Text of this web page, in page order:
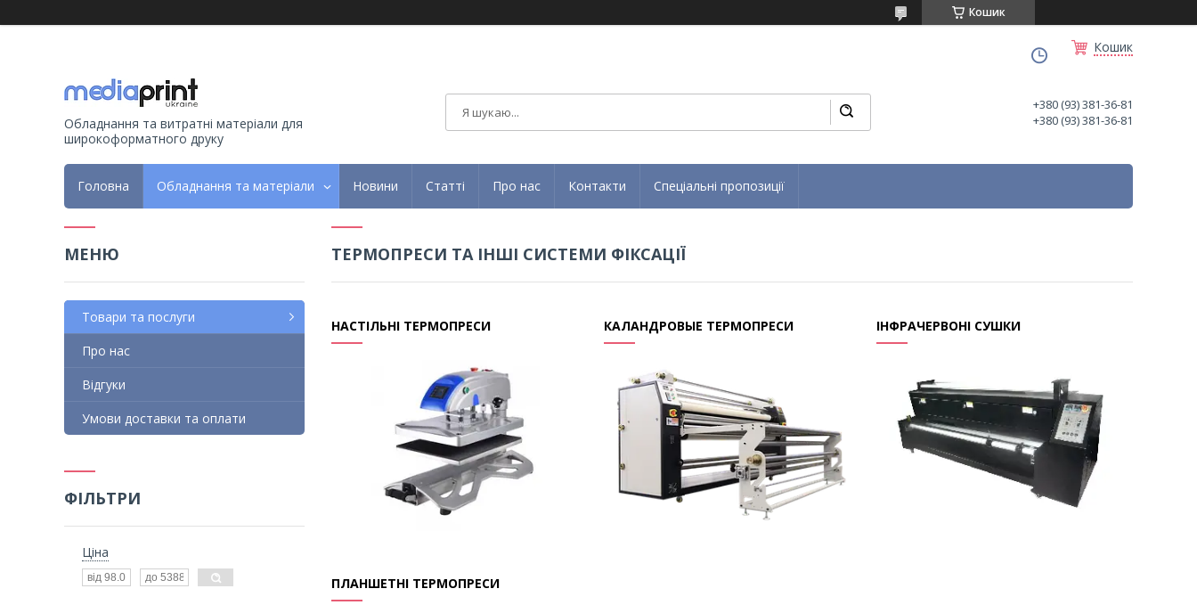
Кошик
Кошик
Обладнання та витратні матеріали для
широкоформатного друку
+380 (93) 381-36-81
+380 (93) 381-36-81
Головна Обладнання та матеріали Новини Статті Про нас Контакти Спеціальні пропозиції
ТЕРМОПРЕСИ ТА ІНШІ СИСТЕМИ ФІКСАЦІЇ
НАСТІЛЬНІ ТЕРМОПРЕСИ КАЛАНДРОВЫЕ ТЕРМОПРЕСИ ІНФРАЧЕРВОНІ СУШКИ
ПЛАНШЕТНІ ТЕРМОПРЕСИ
Товари та послуги
Про нас
Відгуки
Умови доставки та оплати
ФІЛЬТРИ
Ціна